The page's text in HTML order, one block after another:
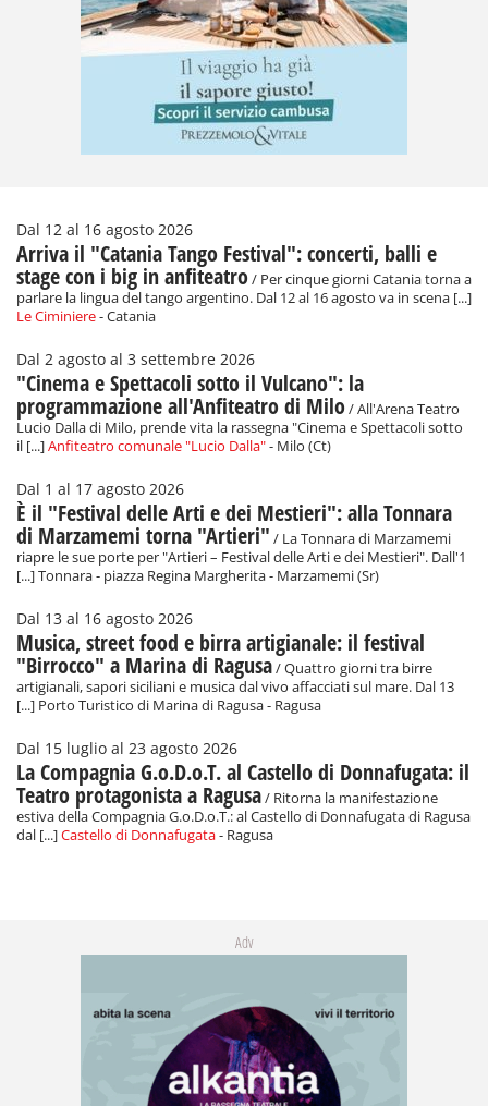
Dal 12 al 16 agosto 2026
Arriva il "Catania Tango Festival": concerti, balli e
stage con i big in anfiteatro/ Per cinque giorni Catania torna a
parlare la lingua del tango argentino. Dal 12 al 16 agosto va in scena [...]
Le Ciminiere- Catania
Dal 2 agosto al 3 settembre 2026
"Cinema e Spettacoli sotto il Vulcano": la
programmazione all'Anfiteatro di Milo/ All'Arena Teatro
Lucio Dalla di Milo, prende vita la rassegna "Cinema e Spettacoli sotto
il [...]Anfiteatro comunale "Lucio Dalla"- Milo (Ct)
Dal 1 al 17 agosto 2026
È il "Festival delle Arti e dei Mestieri": alla Tonnara
di Marzamemi torna "Artieri" / La Tonnara di Marzamemi
riapre le sue porte per "Artieri – Festival delle Arti e dei Mestieri". Dall'1
[...] Tonnara - piazza Regina Margherita - Marzamemi (Sr)
Dal 13 al 16 agosto 2026
Musica, street food e birra artigianale: il festival
"Birrocco" a Marina di Ragusa/ Quattro giorni tra birre
artigianali, sapori siciliani e musica dal vivo affacciati sul mare. Dal 13
[...] Porto Turistico di Marina di Ragusa - Ragusa
Dal 15 luglio al 23 agosto 2026
La Compagnia G.o.D.o.T. al Castello di Donnafugata: il
Teatro protagonista a Ragusa/ Ritorna la manifestazione
estiva della Compagnia G.o.D.o.T.: al Castello di Donnafugata di Ragusa
dal [...]Castello di Donnafugata- Ragusa
Adv